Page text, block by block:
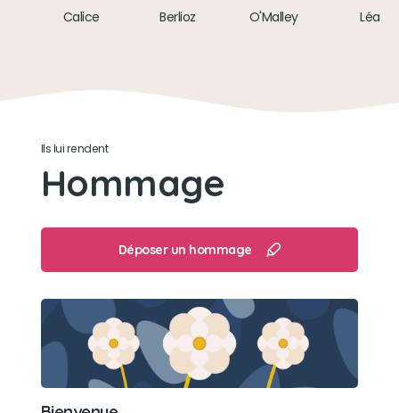
Calice Berlioz O'Malley Léa
Ils lui rendent
Hommage
Déposer un hommage